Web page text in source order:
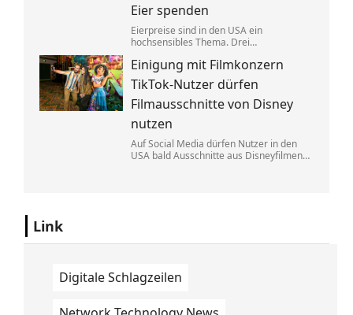
Eier spenden
Eierpreise sind in den USA ein
hochsensibles Thema. Drei
sich dabei illegalerweise abgesprochen
zu haben. Sie einigten sich mit der Justiz –
und liefern jetzt im großen Stil.
Einigung mit Filmkonzern
TikTok-Nutzer dürfen
Filmausschnitte von Disney
nutzen
Auf Social Media dürfen Nutzer in den
USA bald Ausschnitte aus Disneyfilmen
Link
Digitale Schlagzeilen